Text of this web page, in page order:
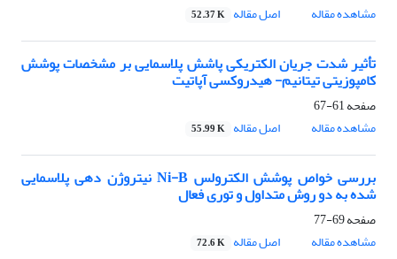
مشاهده مقاله
اصل مقاله 52.37 K
تأثیر شدت جریان الکتریکی پاشش پلاسمایی بر مشخصات پوشش
کامپوزیتی تیتانیم- هیدروکسی آپاتیت
صفحه61-67
مشاهده مقاله
اصل مقاله 55.99 K
بررسی خواص پوشش الکترولس Ni-B نیتروژن دهی پلاسمایی
شده به دو روش متداول و توری فعال
صفحه69-77
مشاهده مقاله
اصل مقاله 72.6 K